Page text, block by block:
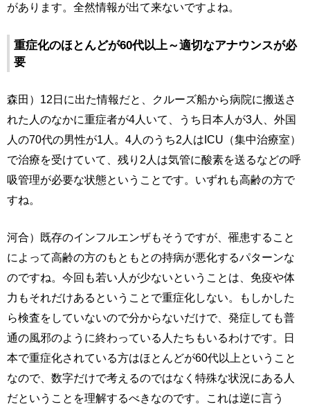
があります。全然情報が出て来ないですよね。
重症化のほとんどが60代以上～適切なアナウンスが必
要
森田）12日に出た情報だと、クルーズ船から病院に搬送さ
れた人のなかに重症者が4人いて、うち日本人が3人、外国
人の70代の男性が1人。4人のうち2人はICU（集中治療室）
で治療を受けていて、残り2人は気管に酸素を送るなどの呼
吸管理が必要な状態ということです。いずれも高齢の方で
すね。
河合）既存のインフルエンザもそうですが、罹患すること
によって高齢の方のもともとの持病が悪化するパターンな
のですね。今回も若い人が少ないということは、免疫や体
力もそれだけあるということで重症化しない。もしかした
ら検査をしていないので分からないだけで、発症しても普
通の風邪のように終わっている人たちもいるわけです。日
本で重症化されている方はほとんどが60代以上ということ
なので、数字だけで考えるのではなく特殊な状況にある人
だということを理解するべきなのです。これは逆に言う